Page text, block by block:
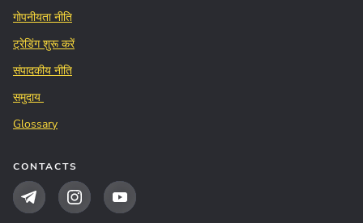
गोपनीयता नीति
ट्रेडिंग शुरू करें
संपादकीय नीति
समुदाय
Glossary
CONTACTS